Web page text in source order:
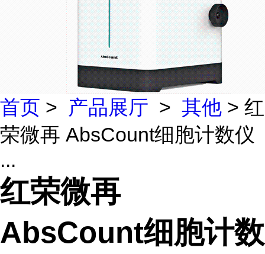
首页 > 产品展厅 > 其他 > 红
荣微再 AbsCount细胞计数仪
...
红荣微再
AbsCount细胞计数